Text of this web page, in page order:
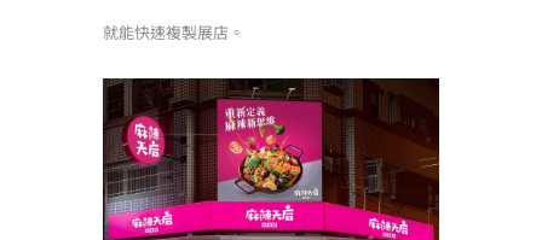
就能快速複製展店。